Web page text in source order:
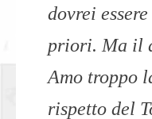
dovrei
priori. Ma il
Amo troppo
rispetto del